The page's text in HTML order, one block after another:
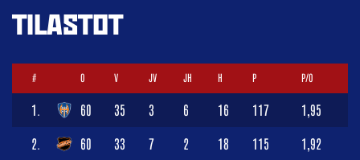
TILASTOT
# O V JV JH H P P/O
1. 60 35 3 6 16 117 1,95
2. 60 33 7 2 18 115 1,92